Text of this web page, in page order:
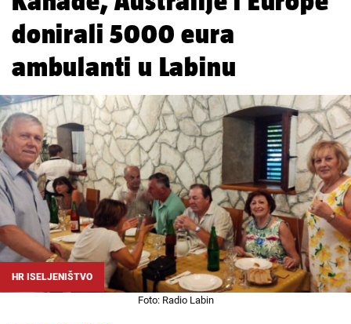
donirali 5000 eura
ambulanti u Labinu
HR ISELJENIŠTVO
Foto: Radio Labin